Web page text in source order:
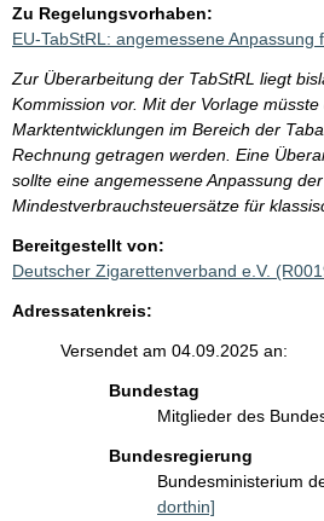
Zu Regelungsvorhaben:
EU-TabStRL: angemessene Anpassung
Zur Überarbeitung der TabStRL liegt
Kommission vor. Mit der Vorlage
Marktentwicklungen im Bereich der
Rechnung getragen werden. Eine
sollte eine angemessene Anpassung
Mindestverbrauchsteuersätze für
Bereitgestellt von:
Deutscher Zigarettenverband e.V.
Adressatenkreis:
Versendet am 04.09.2025 an:
Bundestag
Mitglieder des
Bundesregierung
Bundesministerium
dorthin]